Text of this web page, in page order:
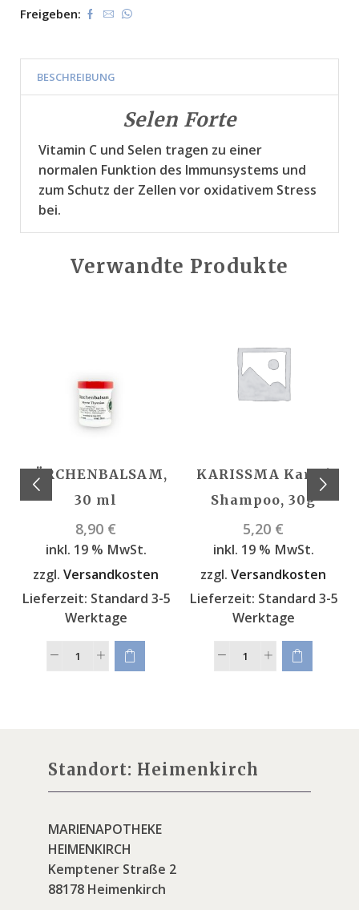
Freigeben:
BESCHREIBUNG
Selen Forte
Vitamin C und Selen tragen zu einer
normalen Funktion des Immunsystems und
zum Schutz der Zellen vor oxidativem Stress
bei.
Verwandte Produkte
BÄRCHENBALSAM,
30 ml
8,90 €
inkl. 19 % MwSt.
zzgl. Versandkosten
Lieferzeit: Standard 3-5
Werktage
KARISSMA Karité
Shampoo, 30g
5,20 €
inkl. 19 % MwSt.
zzgl. Versandkosten
Lieferzeit: Standard 3-5
Werktage
Standort: Heimenkirch
MARIENAPOTHEKE
HEIMENKIRCH
Kemptener Straße 2
88178 Heimenkirch